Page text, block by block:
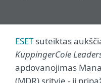
ESETsuteiktas
KuppingerCole
apdovanojimas